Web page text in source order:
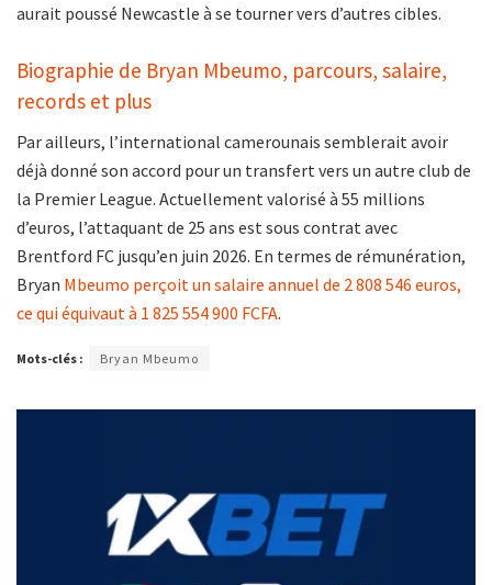
aurait poussé Newcastle à se tourner vers d’autres cibles.
Biographie de Bryan Mbeumo, parcours, salaire,
records et plus
Par ailleurs, l’international camerounais semblerait avoir
déjà donné son accord pour un transfert vers un autre club de
la Premier League. Actuellement valorisé à 55 millions
d’euros, l’attaquant de 25 ans est sous contrat avec
Brentford FC jusqu’en juin 2026. En termes de rémunération,
Bryan Mbeumo perçoit un salaire annuel de 2 808 546 euros,
ce qui équivaut à 1 825 554 900 FCFA.
Mots-clés : Bryan Mbeumo